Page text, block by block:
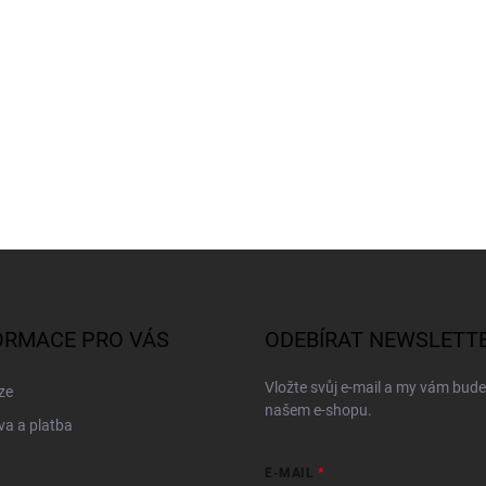
PRO VÁS
a platba
ODEBÍRAT
Vložte svůj e-mail a my vám
našem e-shopu.
E-MAIL